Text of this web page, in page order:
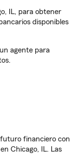
IL, para obtener
disponibles
agente para
financiero con
Chicago, IL. Las